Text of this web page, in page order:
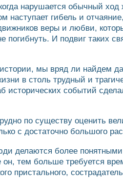
нарушается обычный
наступает гибель и
веры и любви,
погибнуть. И подвиг таких
мы вряд ли найдем
в столь трудный и
исторических событий
по существу оценить
с достаточно большого
делаются более
тем больше требуется
пристального,